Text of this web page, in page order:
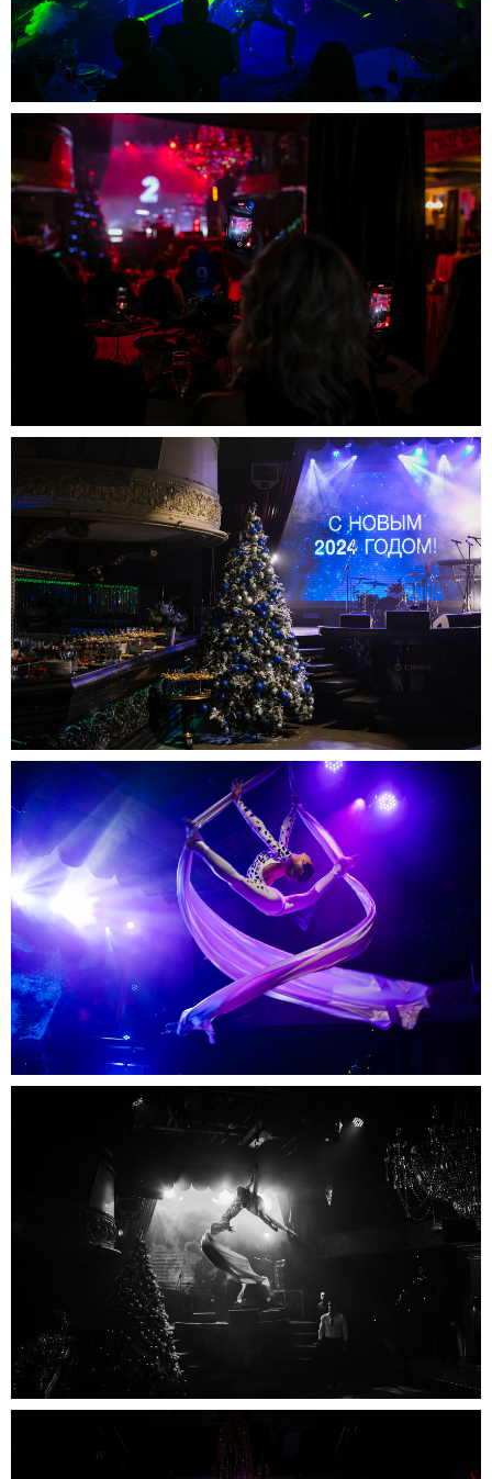
Я принимаю условия Пользовательского соглашения
Я даю согласие наобработку персональных данных
подтверждаю ознакомление с конфиденциальностью
Я даю согласие на рекламную рассылку
Отправить
ПРАУТ ГРУП
Превращаем ваши задачи в смелые решения и создаём
уникальные события, которые вдохновляют.
ИВЕНТ / МАЙС / БИЗНЕС